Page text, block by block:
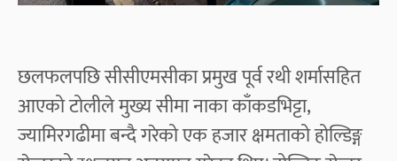
छलफलपछि सीसीएमसीका प्रमुख पूर्व रथी शर्मासहित
आएको टोलीले मुख्य सीमा नाका काँकडभिट्टा,
ज्यामिरगढीमा बन्दै गरेको एक हजार क्षमताको होल्डिङ्ग